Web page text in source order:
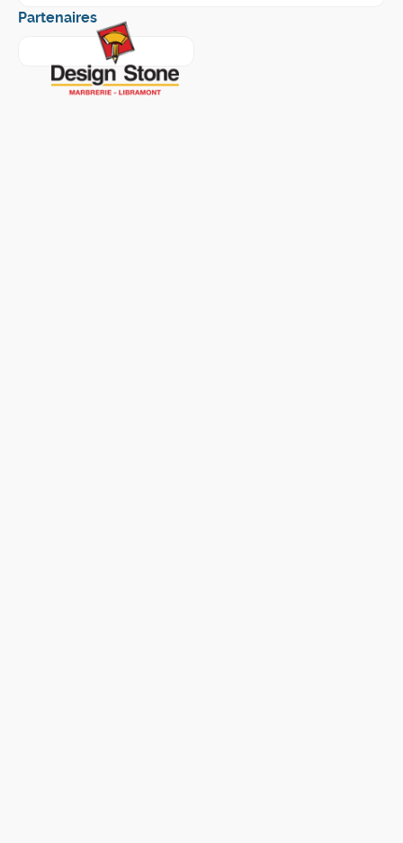
Partenaires
En savoir plus sur